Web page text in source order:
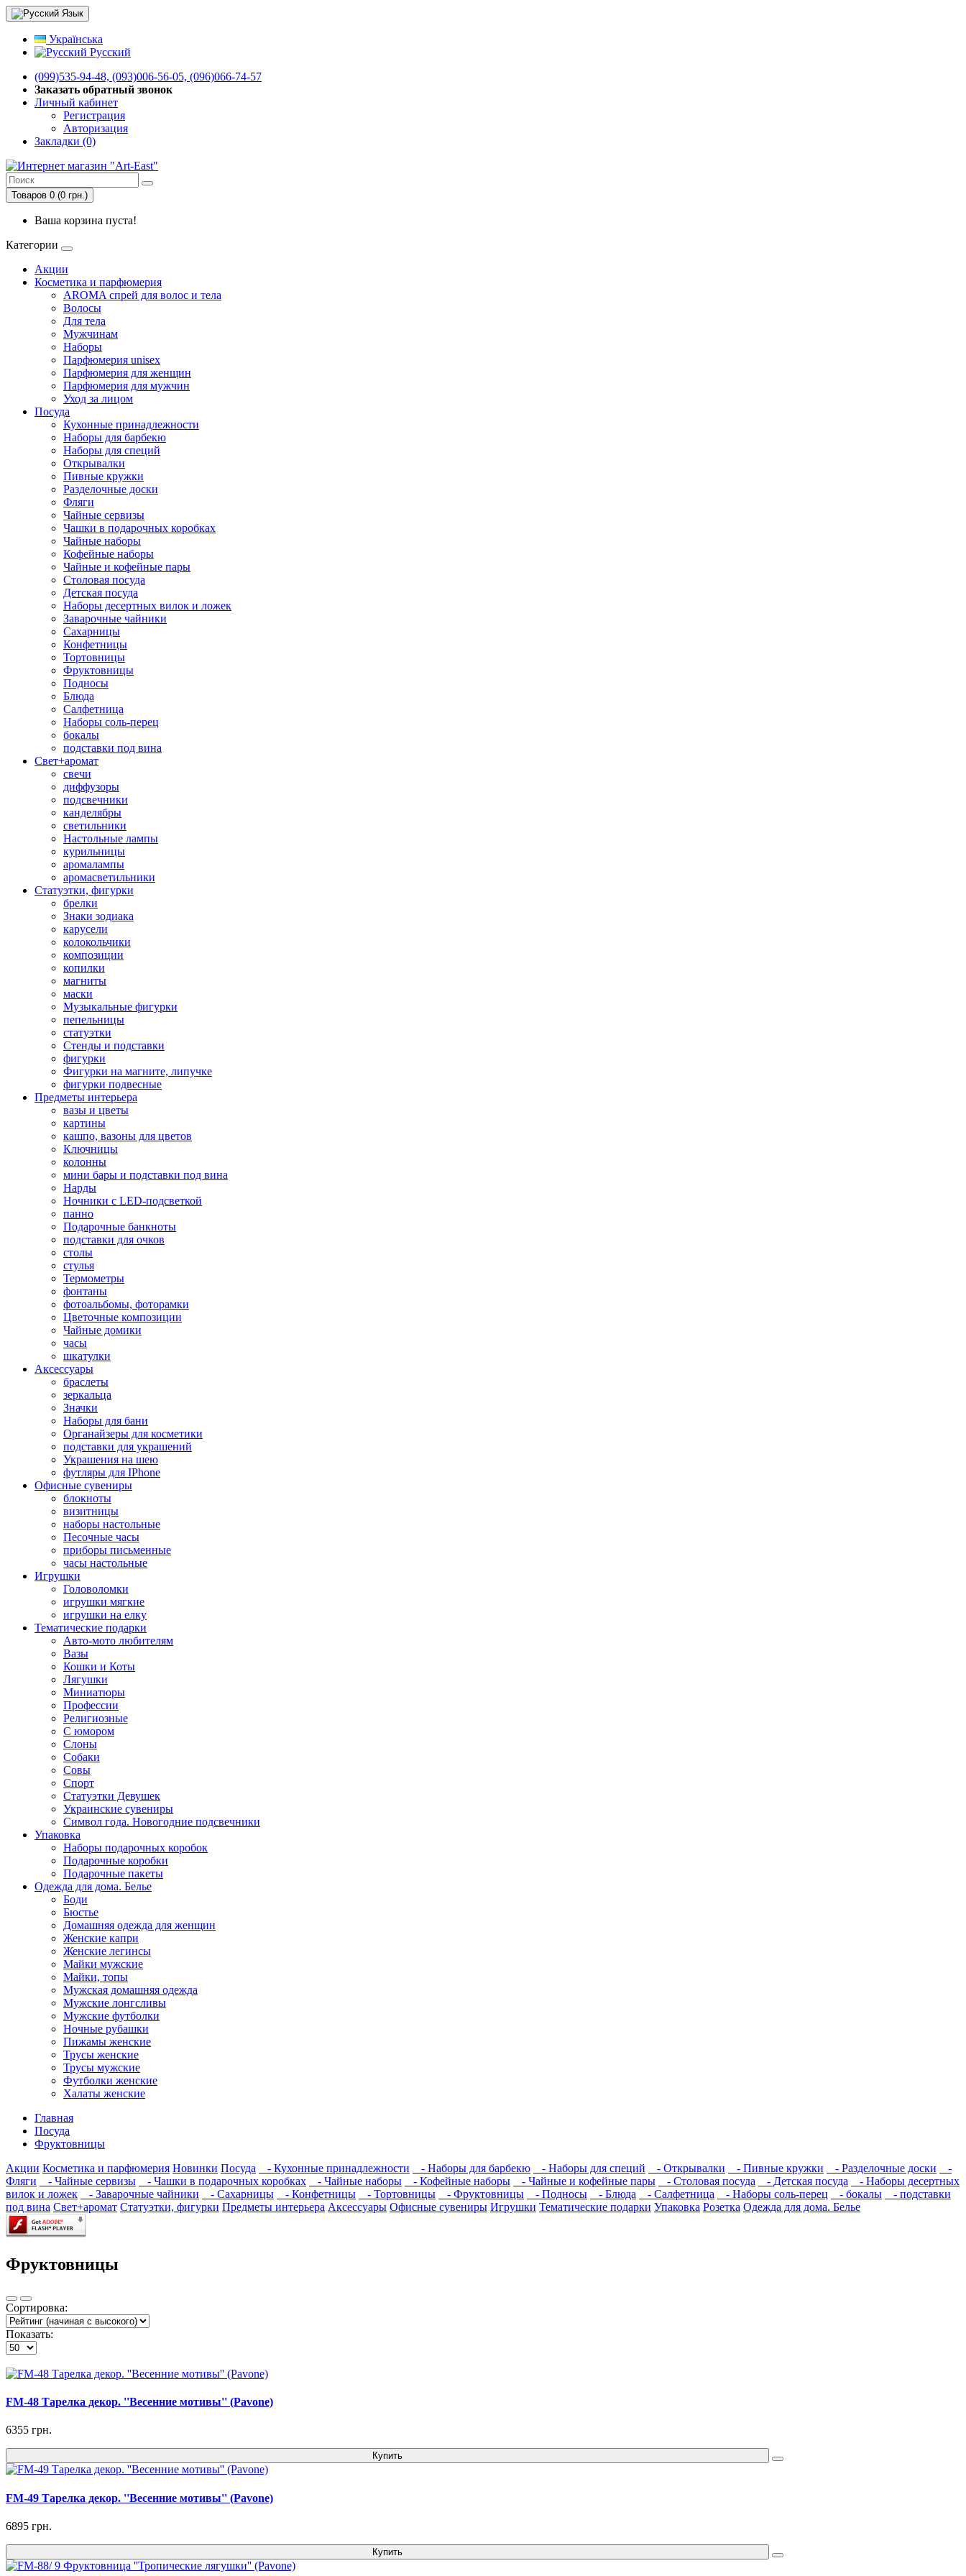
Язык
Українська
Русский
(099)535-94-48, (093)006-56-05, (096)066-74-57
Заказать обратный звонок
Личный кабинет
Регистрация
Авторизация
Закладки (0)
Товаров 0 (0 грн.)
Ваша корзина пуста!
Категории
Акции
Косметика и парфюмерия
AROMA спрей для волос и тела
Волосы
Для тела
Мужчинам
Наборы
Парфюмерия unisex
Парфюмерия для женщин
Парфюмерия для мужчин
Уход за лицом
Посуда
Кухонные принадлежности
Наборы для барбекю
Наборы для специй
Открывалки
Пивные кружки
Разделочные доски
Фляги
Чайные сервизы
Чашки в подарочных коробках
Чайные наборы
Кофейные наборы
Чайные и кофейные пары
Столовая посуда
Детская посуда
Наборы десертных вилок и ложек
Заварочные чайники
Сахарницы
Конфетницы
Тортовницы
Фруктовницы
Подносы
Блюда
Салфетница
Наборы соль-перец
бокалы
подставки под вина
Свет+аромат
свечи
диффузоры
подсвечники
канделябры
светильники
Настольные лампы
курильницы
аромалампы
аромасветильники
Статуэтки, фигурки
брелки
Знаки зодиака
карусели
колокольчики
композиции
копилки
магниты
маски
Музыкальные фигурки
пепельницы
статуэтки
Стенды и подставки
фигурки
Фигурки на магните, липучке
фигурки подвесные
Предметы интерьера
вазы и цветы
картины
кашпо, вазоны для цветов
Ключницы
колонны
мини бары и подставки под вина
Нарды
Ночники с LED-подсветкой
панно
Подарочные банкноты
подставки для очков
столы
стулья
Термометры
фонтаны
фотоальбомы, фоторамки
Цветочные композиции
Чайные домики
часы
шкатулки
Аксессуары
браслеты
зеркальца
Значки
Наборы для бани
Органайзеры для косметики
подставки для украшений
Украшения на шею
футляры для IPhone
Офисные сувениры
блокноты
визитницы
наборы настольные
Песочные часы
приборы письменные
часы настольные
Игрушки
Головоломки
игрушки мягкие
игрушки на елку
Тематические подарки
Авто-мото любителям
Вазы
Кошки и Коты
Лягушки
Миниатюры
Профессии
Религиозные
С юмором
Слоны
Собаки
Совы
Спорт
Статуэтки Девушек
Украинские сувениры
Символ года. Новогодние подсвечники
Упаковка
Наборы подарочных коробок
Подарочные коробки
Подарочные пакеты
Одежда для дома. Белье
Боди
Бюстье
Домашняя одежда для женщин
Женские капри
Женские легинсы
Майки мужские
Майки, топы
Мужская домашняя одежда
Мужские лонгсливы
Мужские футболки
Ночные рубашки
Пижамы женские
Трусы женские
Трусы мужские
Футболки женские
Халаты женские
Главная
Посуда
Фруктовницы
Акции Косметика и парфюмерия Новинки Посуда - Кухонные принадлежности - Наборы для барбекю - Наборы для специй - Открывалки - Пивные кружки - Разделочные доски
-
Фляги
- Чайные сервизы - Чашки в подарочных коробках - Чайные наборы - Кофейные наборы - Чайные и кофейные пары - Столовая посуда - Детская посуда
- Наборы десертных
вилок и ложек
- Заварочные чайники - Сахарницы - Конфетницы - Тортовницы - Фруктовницы - Подносы - Блюда - Салфетница - Наборы соль-перец - бокалы
- подставки
под вина Свет+аромат Статуэтки, фигурки Предметы интерьера Аксессуары Офисные сувениры Игрушки Тематические подарки Упаковка Розетка Одежда для дома. Белье
Фруктовницы
Сортировка:
Показать:
FM-48 Тарелка декор. ''Весенние мотивы'' (Pavone)
6355 грн.
Купить
FM-49 Тарелка декор. ''Весенние мотивы'' (Pavone)
6895 грн.
Купить